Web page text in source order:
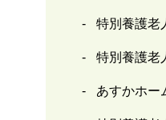
特別養護老
特別養護
あすかホー